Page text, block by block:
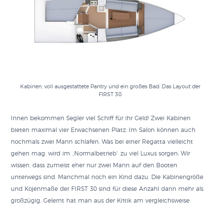
Kabinen, voll ausgestattete Pantry und ein großes Bad: Das Layout der
FIRST 30
Innen bekommen Segler viel Schiff für ihr Geld! Zwei Kabinen
bieten maximal vier Erwachsenen Platz. Im Salon können auch
nochmals zwei Mann schlafen. Was bei einer Regatta vielleicht
gehen mag, wird im „Normalbetrieb“ zu viel Luxus sorgen: Wir
wissen, dass zumeist eher nur zwei Mann auf den Booten
unterwegs sind. Manchmal noch ein Kind dazu. Die Kabinengröße
und Kojenmaße der FIRST 30 sind für diese Anzahl dann mehr als
großzügig. Gelernt hat man aus der Kritik am vergleichsweise